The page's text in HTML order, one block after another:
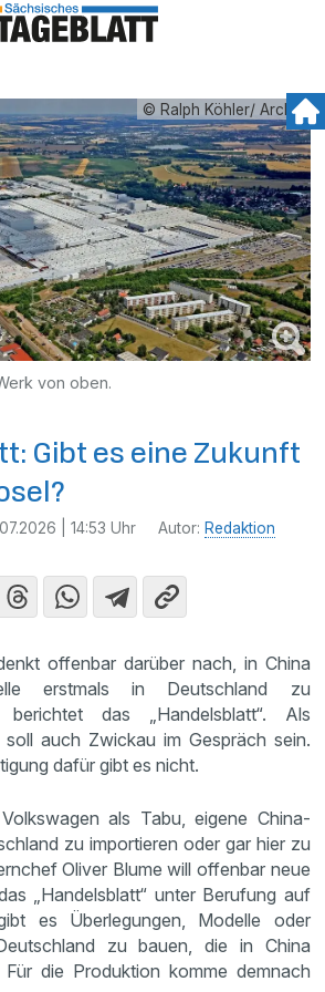
© Ralph Köhler/ Archiv
von oben.
Gibt es eine Zukunft
| 14:53 Uhr Autor: Redaktion
offenbar darüber nach, in China
erstmals in Deutschland zu
berichtet das „Handelsblatt“. Als
auch Zwickau im Gespräch sein.
dafür gibt es nicht.
als Tabu, eigene China-
zu importieren oder gar hier zu
Oliver Blume will offenbar neue
„Handelsblatt“ unter Berufung auf
es Überlegungen, Modelle oder
zu bauen, die in China
die Produktion komme demnach